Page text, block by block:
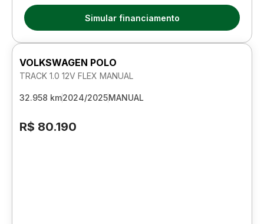
Simular financiamento
VOLKSWAGEN POLO
TRACK 1.0 12V FLEX MANUAL
32.958 km2024/2025MANUAL
R$ 80.190